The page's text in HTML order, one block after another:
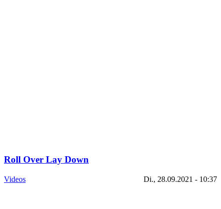
Roll Over Lay Down
Videos Di., 28.09.2021 - 10:37